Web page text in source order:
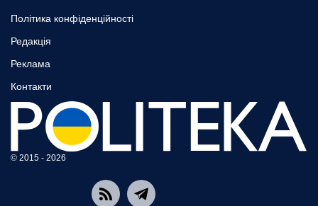
Політика конфіденційності
Редакція
Реклама
Контакти
© 2015 - 2026